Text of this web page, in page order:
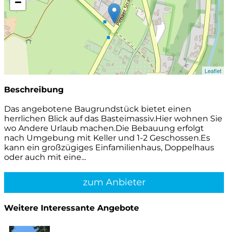
Leaflet
Beschreibung
Das angebotene Baugrundstück bietet einen
herrlichen Blick auf das Basteimassiv.Hier wohnen Sie
wo Andere Urlaub machen.Die Bebauung erfolgt
nach Umgebung mit Keller und 1-2 Geschossen.Es
kann ein großzügiges Einfamilienhaus, Doppelhaus
oder auch mit eine...
zum Anbieter
Weitere Interessante Angebote